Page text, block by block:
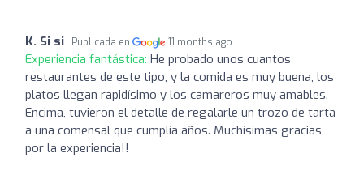
K. Si si Publicada en 11 months ago
Experiencia fantástica: He probado unos cuantos
restaurantes de este tipo, y la comida es muy buena, los
platos llegan rapidísimo y los camareros muy amables.
Encima, tuvieron el detalle de regalarle un trozo de tarta
a una comensal que cumplía años. Muchísimas gracias
por la experiencia!!